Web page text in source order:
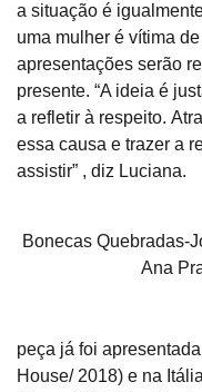
a situação é
uma mulher é vítima
apresentações serão
presente. “A ideia é
a refletir à respeito.
essa causa e trazer a
assistir” , diz Luciana.
Bonecas Quebradas-
Ana
peça já foi
House/ 2018) e na